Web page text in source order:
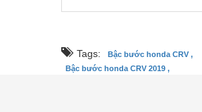
Tags: Bậc bước honda CRV ,
Bậc bước honda CRV 2019 ,